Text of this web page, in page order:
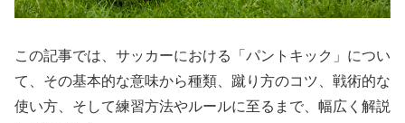
この記事では、サッカーにおける「パントキック」につい
て、その基本的な意味から種類、蹴り方のコツ、戦術的な
使い方、そして練習方法やルールに至るまで、幅広く解説